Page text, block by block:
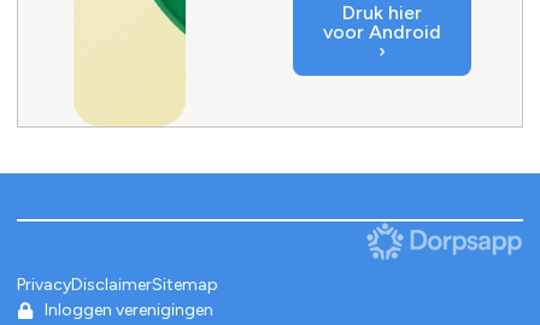
Druk hier
voor Android
›
PrivacyDisclaimerSitemap
Inloggen verenigingen